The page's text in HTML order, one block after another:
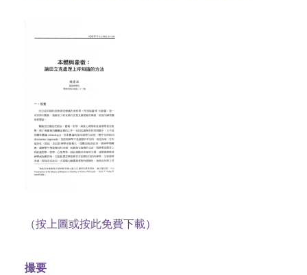
（按上圖或按此免費下載）
撮要